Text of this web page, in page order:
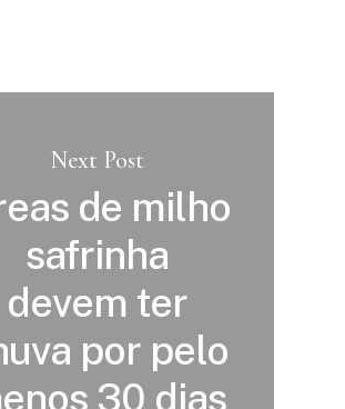
Next Post
de milho
safrinha
devem ter
por pelo
30 dias